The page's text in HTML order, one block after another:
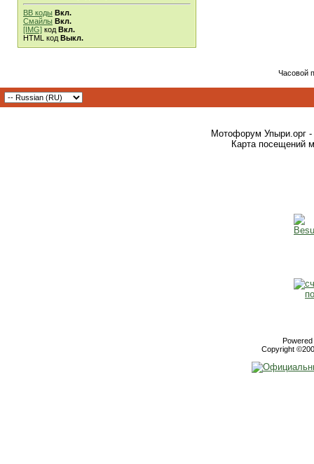
BB коды Вкл.
Смайлы Вкл.
[IMG] код Вкл.
HTML код Выкл.
Часовой
Мотофорум Упыри.орг -
Карта посещений
Copyright